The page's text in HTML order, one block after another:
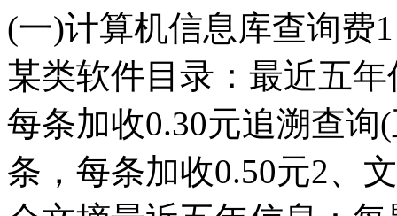
(一)计算机信息库查询费
某类软件目录：最近五
每条加收0.30元追溯查询
条，每条加收0.50元2、